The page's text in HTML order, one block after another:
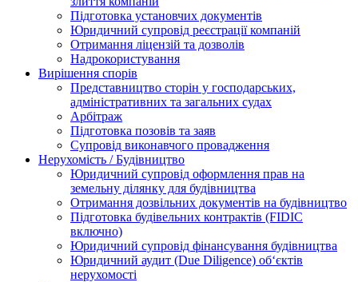
Підготовка установчих документів
Юридичний супровід реєстрації компаній
Отримання ліцензій та дозволів
Надрокористування
Вирішення спорів
Представництво сторін у господарських,
адміністративних та загальних судах
Арбітраж
Підготовка позовів та заяв
Супровід виконавчого провадження
Нерухомість / Будівництво
Юридичний супровід оформлення прав на
земельну ділянку для будівництва
Отримання дозвільних документів на будівництво
Підготовка будівельних контрактів (FIDIC
включно)
Юридичний супровід фінансування будівництва
Юридичний аудит (Due Diligence) об‘єктів
нерухомості